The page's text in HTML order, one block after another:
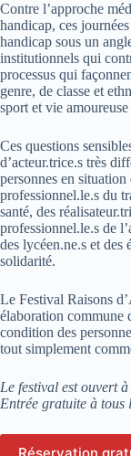
Contre l’approche
handicap, ces
handicap sous un
institutionnels qui
processus qui
genre, de classe et
sport et vie
Ces questions
d’acteur.trice.s très
personnes en
professionnel.le.s du
santé, des
professionnel.le.s de
des lycéen.ne.s et des
solidarité.
Le Festival Raisons
élaboration commune
condition des
tout simplement
Le festival est ouvert à
Entrée gratuite à tous